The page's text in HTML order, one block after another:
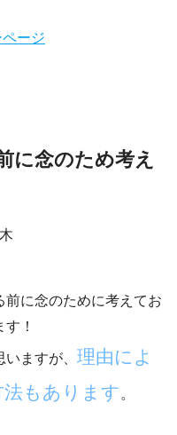
ージ
に念のため考え
前に念のために考えてお
！
ますが、 理由によ
もあります 。